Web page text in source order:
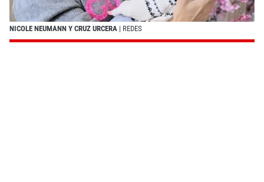
NICOLE NEUMANN Y CRUZ URCERA | REDES